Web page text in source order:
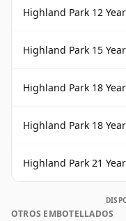
Highland Park 12
Highland Park 15
Highland Park 18
Highland Park 18
Highland Park 21
OTROS EMBOTELLADOS